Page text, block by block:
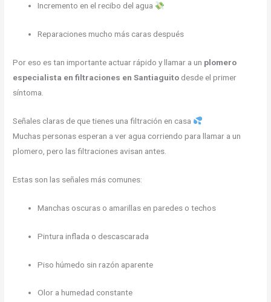
Incremento en el recibo del agua
Reparaciones mucho más caras después
Por eso es tan importante actuar rápido y llamar a un plomero
especialista en filtraciones en Santiaguito desde el primer
síntoma.
Señales claras de que tienes una filtración en casa
Muchas personas esperan a ver agua corriendo para llamar a un
plomero, pero las filtraciones avisan antes.
Estas son las señales más comunes:
Manchas oscuras o amarillas en paredes o techos
Pintura inflada o descascarada
Piso húmedo sin razón aparente
Olor a humedad constante